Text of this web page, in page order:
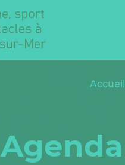
Accueil
Agenda